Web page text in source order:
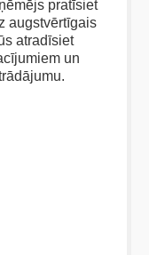
pratīsiet
augstvērtīgais
atradīsiet
un